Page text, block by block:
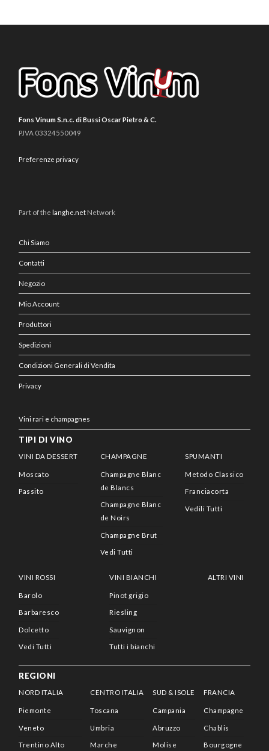
Fons Vinum S.n.c. di Bussi Oscar Pietro & C.
P.IVA 03324550049
Preferenze privacy
Part of the langhe.net Network
Chi Siamo
Contatti
Negozio
Mio Account
Produttori
Spedizioni
Condizioni Generali di Vendita
Privacy
Vini rari e champagnes
TIPI DI VINO
VINI DA DESSERT
Moscato
Passito
CHAMPAGNE
Champagne Blanc
de Blancs
Champagne Blanc
de Noirs
Champagne Brut
Vedi Tutti
SPUMANTI
Metodo Classico
Franciacorta
Vedili Tutti
VINI ROSSI
Barolo
Barbaresco
Dolcetto
Vedi Tutti
VINI BIANCHI
Pinot grigio
Riesling
Sauvignon
Tutti i bianchi
ALTRI VINI
REGIONI
NORD ITALIA
Piemonte
Veneto
Trentino Alto
CENTRO ITALIA
Toscana
Umbria
Marche
SUD & ISOLE
Campania
Abruzzo
Molise
FRANCIA
Champagne
Chablis
Bourgogne